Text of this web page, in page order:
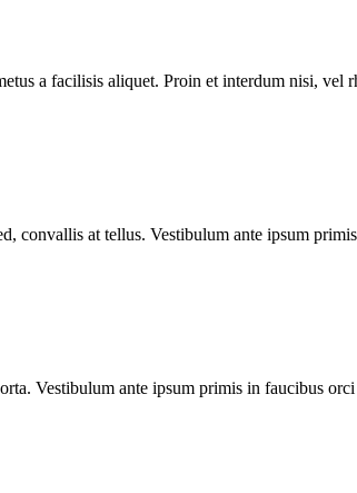
a facilisis aliquet. Proin et interdum nisi, vel
convallis at tellus. Vestibulum ante ipsum
Vestibulum ante ipsum primis in faucibus